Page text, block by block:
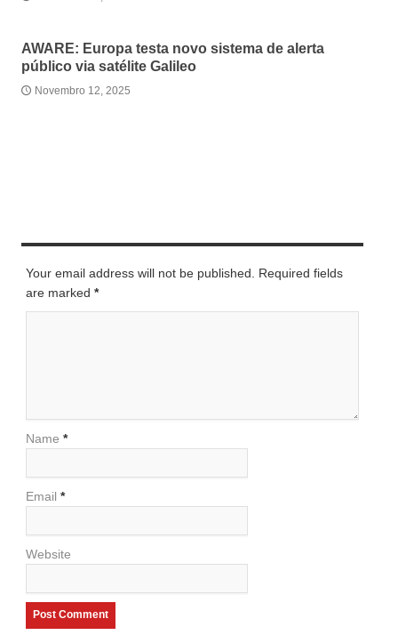
AWARE: Europa testa novo sistema de alerta
público via satélite Galileo
Novembro 12, 2025
Your email address will not be published. Required fields
are marked *
Name *
Email *
Website